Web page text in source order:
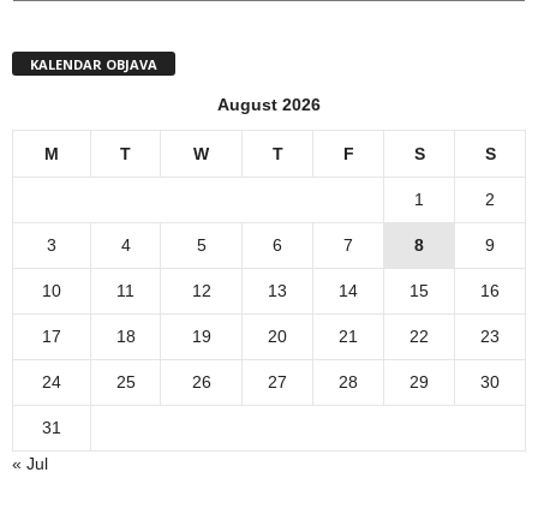
KALENDAR OBJAVA
August 2026
M T W T F S S
1 2
3 4 5 6 7 8 9
10 11 12 13 14 15 16
17 18 19 20 21 22 23
24 25 26 27 28 29 30
31
« Jul